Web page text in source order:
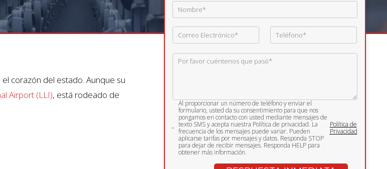
corazón del estado. Aunque su
Airport (LLI), está rodeado de
Al proporcionar un número de teléfono y enviar el
formulario, usted da su consentimiento para que nos
pongamos en contacto con usted mediante mensajes de
texto SMS y acepta nuestra Política de privacidad. La
frecuencia de los mensajes puede variar. Pueden
aplicarse tarifas por mensajes y datos. Responda STOP
para dejar de recibir mensajes. Responda HELP para
obtener más información.
Política de
Privacidad